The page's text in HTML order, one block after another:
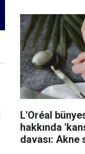
L'Oréal
hakkında
davası: Akne